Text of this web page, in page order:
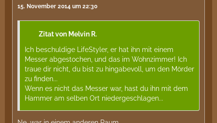
15. November 2014 um 22:30
Zitat von Melvin R.
Ich beschuldige LifeStyler, er hat ihn mit einem
Messer abgestochen, und das im Wohnzimmer! Ich
traue dir nicht, du bist zu hingabevoll, um den Mörder
zu finden...
Wenn es nicht das Messer war, hast du ihn mit dem
Hammer am selben Ort niedergeschlagen...